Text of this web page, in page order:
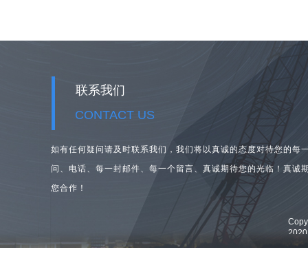
如有任何疑问请及时联系我们，我们将以真诚的态度对待您的每
问、 电话、每一封邮件、每一个留言、真诚期待您的光临！真诚
您合作！
联系我们
CONTACT US